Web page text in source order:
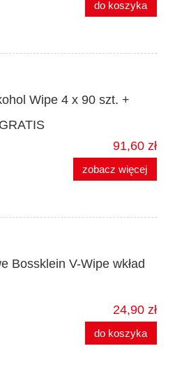
do koszyka
Wipe 4 x 90 szt. +
91,60 zł
zobacz więcej
Bossklein V-Wipe wkład
24,90 zł
do koszyka